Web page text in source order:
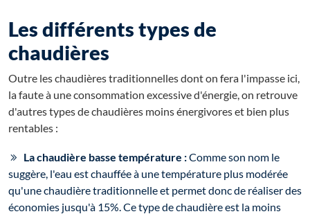
Les différents types de
chaudières
Outre les chaudières traditionnelles dont on fera l'impasse ici,
la faute à une consommation excessive d'énergie, on retrouve
d'autres types de chaudières moins énergivores et bien plus
rentables :
La chaudière basse température :Comme son nom le
suggère, l'eau est chauffée à une température plus modérée
qu'une chaudière traditionnelle et permet donc de réaliser des
économies jusqu'à 15%. Ce type de chaudière est la moins